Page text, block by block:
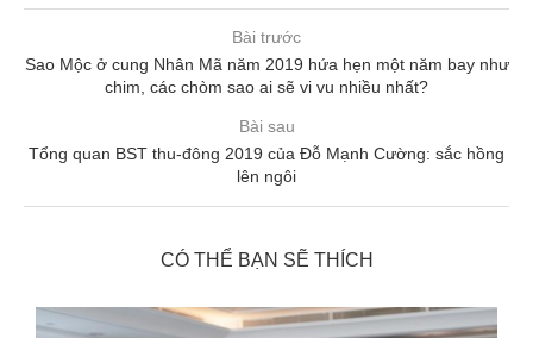
Bài trước
Sao Mộc ở cung Nhân Mã năm 2019 hứa hẹn một năm bay như
chim, các chòm sao ai sẽ vi vu nhiều nhất?
Bài sau
Tổng quan BST thu-đông 2019 của Đỗ Mạnh Cường: sắc hồng
lên ngôi
CÓ THỂ BẠN SẼ THÍCH